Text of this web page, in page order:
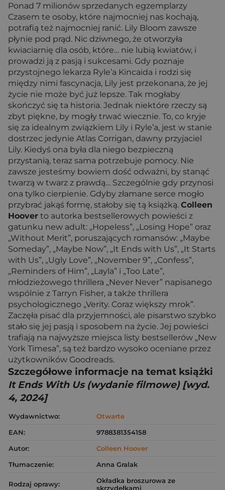
Ponad 7 milionów sprzedanych egzemplarzy
Czasem te osoby, które najmocniej nas kochają,
potrafią też najmocniej ranić. Lily Bloom zawsze
płynie pod prąd. Nic dziwnego, że otworzyła
kwiaciarnię dla osób, które… nie lubią kwiatów, i
prowadzi ją z pasją i sukcesami. Gdy poznaje
przystojnego lekarza Ryle’a Kincaida i rodzi się
między nimi fascynacja, Lily jest przekonana, że jej
życie nie może być już lepsze. Tak mogłaby
skończyć się ta historia. Jednak niektóre rzeczy są
zbyt piękne, by mogły trwać wiecznie. To, co kryje
się za idealnym związkiem Lily i Ryle’a, jest w stanie
dostrzec jedynie Atlas Corrigan, dawny przyjaciel
Lily. Kiedyś ona była dla niego bezpieczną
przystanią, teraz sama potrzebuje pomocy. Nie
zawsze jesteśmy bowiem dość odważni, by stanąć
twarzą w twarz z prawdą… Szczególnie gdy przynosi
ona tylko cierpienie. Gdyby złamane serce mogło
przybrać jakąś formę, stałoby się tą książką. Colleen
Hoover to autorka bestsellerowych powieści z
gatunku new adult: „Hopeless”, „Losing Hope” oraz
„Without Merit”, poruszających romansów: „Maybe
Someday”, „Maybe Now”, „It Ends with Us”, „It Starts
with Us”, „Ugly Love”, „November 9”, „Confess”,
„Reminders of Him”, „Layla” i „Too Late”,
młodzieżowego thrillera „Never Never” napisanego
wspólnie z Tarryn Fisher, a także thrillera
psychologicznego „Verity. Coraz większy mrok”.
Zaczęła pisać dla przyjemności, ale pisarstwo szybko
stało się jej pasją i sposobem na życie. Jej powieści
trafiają na najwyższe miejsca listy bestsellerów „New
York Timesa”, są też bardzo wysoko oceniane przez
użytkowników Goodreads.
Szczegółowe informacje na temat książki
It Ends With Us (wydanie filmowe) [wyd.
4, 2024]
Wydawnictwo:
Otwarte
EAN:
9788381354158
Autor:
Colleen Hoover
Tłumaczenie:
Anna Gralak
Rodzaj oprawy:
Okładka broszurowa ze
skrzydełkami